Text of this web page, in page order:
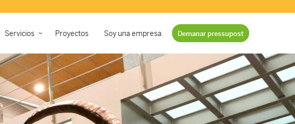
Servicios Proyectos Soy una empresa Demanar pressupost